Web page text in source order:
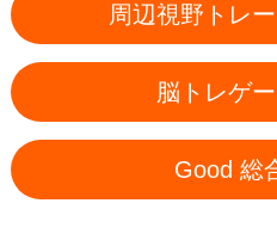
周辺視野トレ
脳トレゲ
Good 総